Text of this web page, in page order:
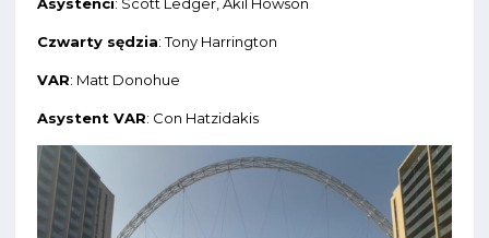
Asystenci: Scott Ledger, Akil Howson
Czwarty sędzia: Tony Harrington
VAR: Matt Donohue
Asystent VAR: Con Hatzidakis